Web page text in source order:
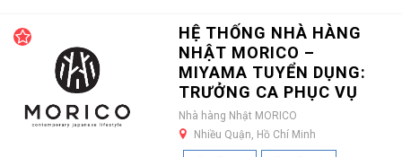
HỆ THỐNG NHÀ HÀNG
NHẬT MORICO –
MIYAMA TUYỂN DỤNG:
TRƯỞNG CA PHỤC VỤ
Nhà hàng Nhật MORICO
Nhiều Quận, Hồ Chí Minh